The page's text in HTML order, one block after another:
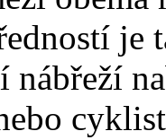
je
nábřeží